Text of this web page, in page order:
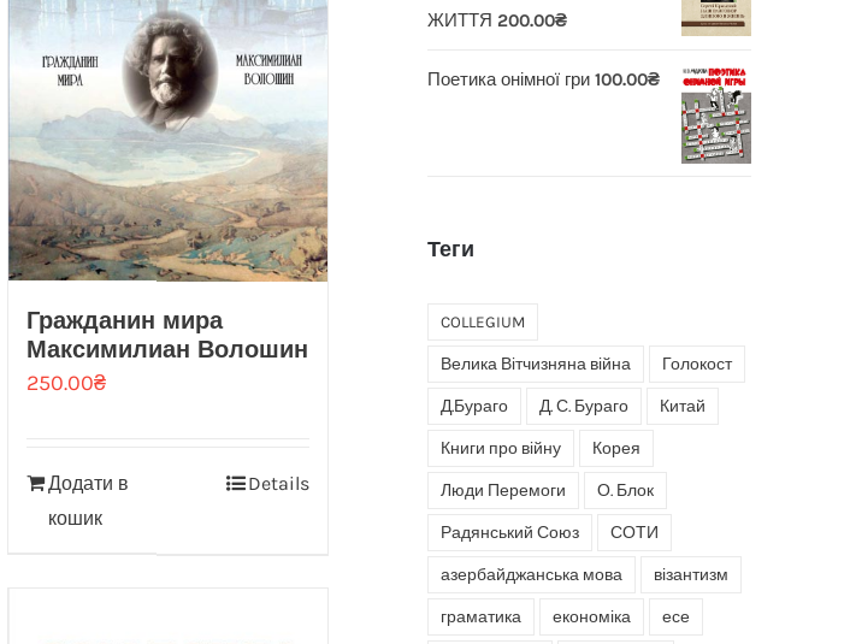
Гражданин мира
Максимилиан Волошин
250.00₴
Додати в
кошик
Details
ЖИТТЯ 200.00₴
Поетика онімної гри 100.00₴
Теги
COLLEGIUM
Велика Вітчизняна війна Голокост
Д.Бураго Д. С. Бураго Китай
Книги про війну Корея
Люди Перемоги О. Блок
Радянський Союз СОТИ
азербайджанська мова візантизм
граматика економіка есе